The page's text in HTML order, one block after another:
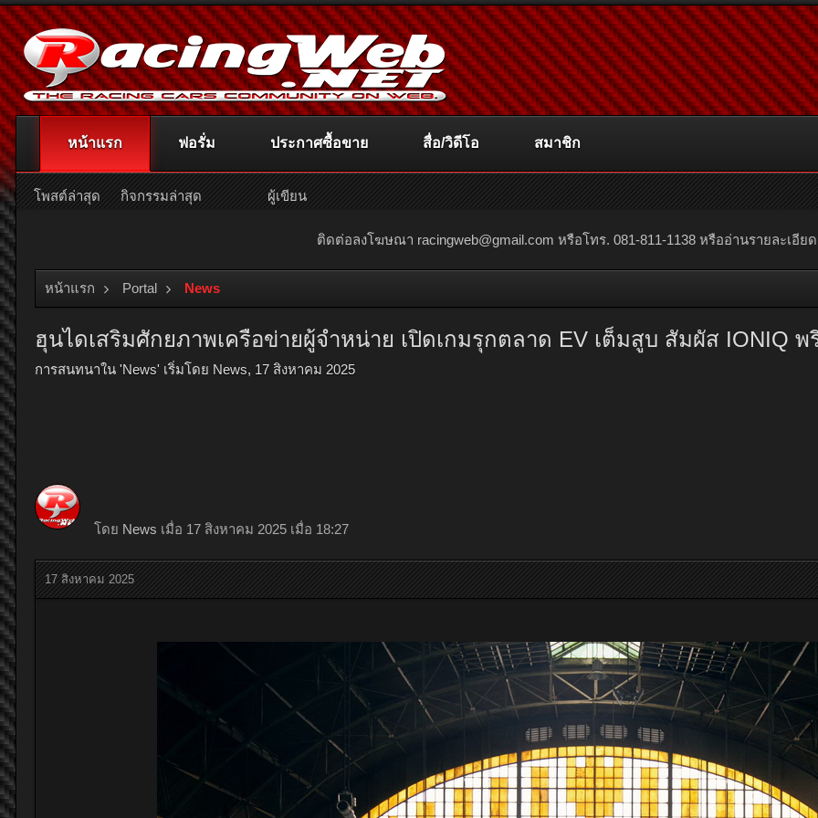
ติดต่อลงโฆษณา racingweb@gmail.com หรือโทร. 081-811-1138 หรืออ่านรายละเอีย
หน้าแรก Portal News
ฮุนไดเสริมศักยภาพเครือข่ายผู้จำหน่าย เปิดเกมรุกตลาด EV เต็มสูบ สัมผัส IONIQ พ
การสนทนาใน 'News' เริ่มโดย News, 17 สิงหาคม 2025
โดย News เมื่อ 17 สิงหาคม 2025 เมื่อ 18:27
17 สิงหาคม 2025
หน้าแรก
โพสต์ล่าสุด กิจกรรมล่าสุด ผู้เขียน
ฟอรั่ม ประกาศซื้อขาย สื่อ/วิดีโอ สมาชิก